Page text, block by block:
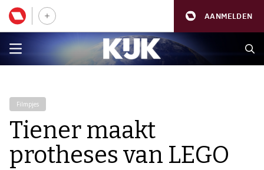
AANMELDEN
Filmpjes
Tiener maakt
protheses van LEGO